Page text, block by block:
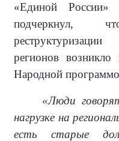
«Единой России»
подчеркнул,
регионов
Народной
«Люди
нагрузке на
есть старые